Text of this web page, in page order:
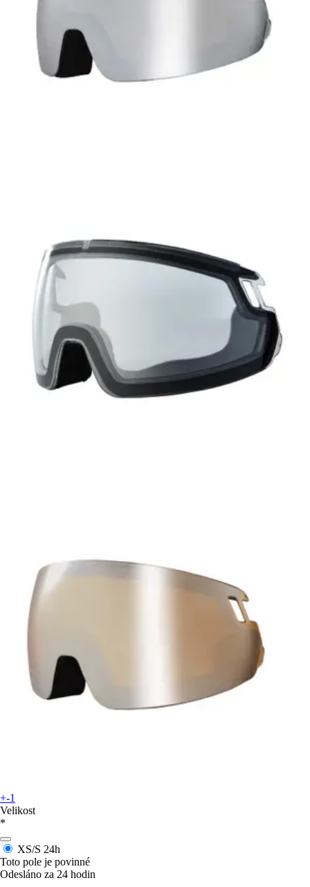
+-1
Velikost
*
XS/S 24h
Toto pole je povinné
Odesláno za 24 hodin